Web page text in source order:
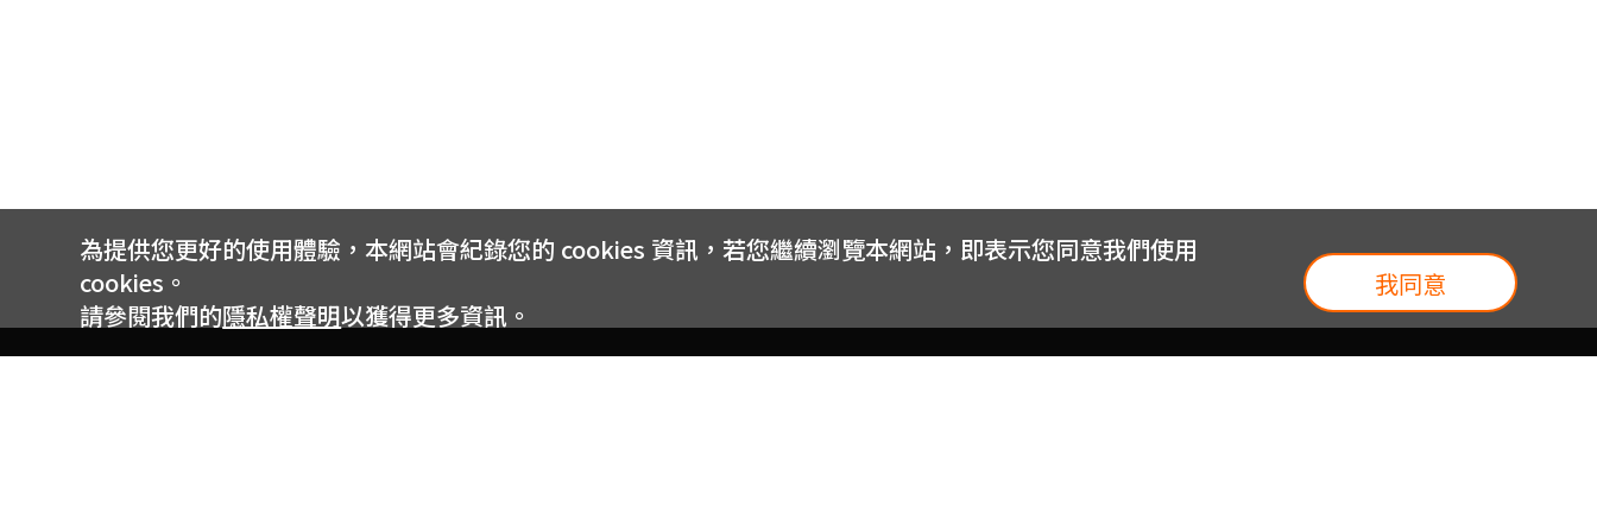
為提供您更好的使用體驗，本網站會紀錄您的 cookies 資訊，若您繼續瀏覽本網站，即表示您同意我們使用
cookies。
請參閱我們的隱私權聲明以獲得更多資訊。
我同意